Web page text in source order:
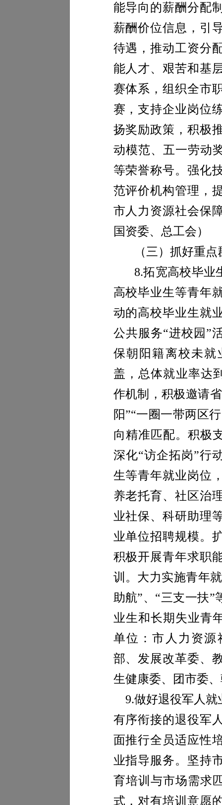
能导向的薪酬分配
薪酬价位信息，引
待遇，推动工资分
能人才、艰苦和基
赛体系，组织全市
赛，支持企业岗位
扬奖励政策，积极
动模范、五一劳动
等荣誉称号。强化
范评价机构管理，
市人力资源社会保
国资委、总工会）
（三）抓好重
8.拓宽高校毕业
高校毕业生等青年
动的高校毕业生就
公共服务“进校园”
保朝阳籍离校未就
盖，总体就业率达
作机制，积极邀请
阳”“一圈一带两区
向精准匹配。 积极
深化“访企拓岗”行
生等青年就业岗位
养老托育、社区治
业社保、科研助理
业单位招聘规模。
积极开展青年求职
训。大力实施青年
助航”、“三支一扶
业生和长期失业青
单位：市 人力资
部、发展改革委、
生健康委、 团市委
9.做好退役军人就
有序衔接的退役军
面推行全员适应性
业指导服务。坚持
育培训与市场需求
式，对有培训意愿